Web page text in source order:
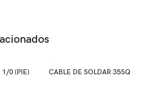
1/0 (PIE) CABLE DE SOLDAR 35SQ